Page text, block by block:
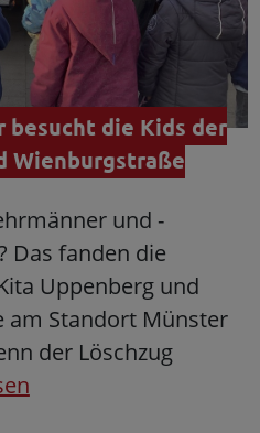
besucht die Kids der
Wienburgstraße
und -
Das fanden die
Uppenberg und
am Standort Münster
der Löschzug